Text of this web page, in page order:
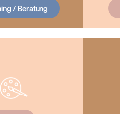
/ Beratung